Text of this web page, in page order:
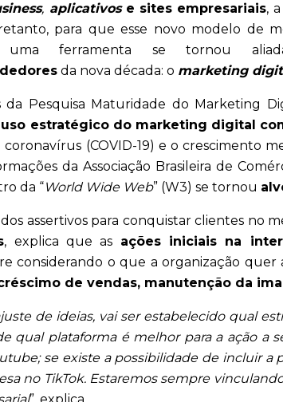
, aplicativos e sites empresariais,
para que esse novo modelo de
uma ferramenta se tornou
da nova década: o marketing
da Pesquisa Maturidade do Marketing
estratégico do marketing digital
(COVID-19) e o crescimento
da Associação Brasileira de
da “World Wide Web” (W3) se tornou
assertivos para conquistar clientes no
, explica que as ações iniciais na
considerando o que a organização quer
de vendas, manutenção da
de ideias, vai ser estabelecido qual
qual plataforma é melhor para a ação a
se existe a possibilidade de incluir
no TikTok. Estaremos sempre